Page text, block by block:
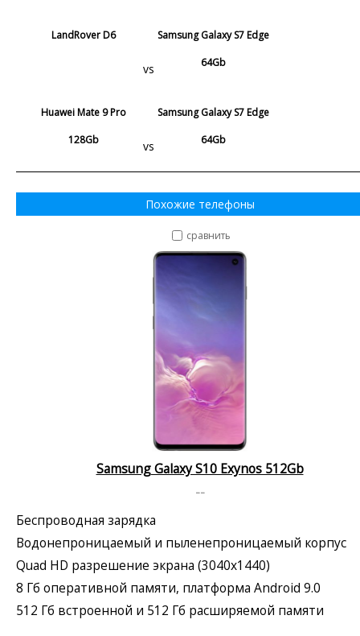
LandRover D6
vs
Samsung Galaxy S7 Edge
64Gb
Huawei Mate 9 Pro
128Gb
vs
Samsung Galaxy S7 Edge
64Gb
Похожие телефоны
сравнить
Samsung Galaxy S10 Exynos 512Gb
--
Беспроводная зарядка
Водонепроницаемый и пыленепроницаемый корпус
Quad HD разрешение экрана (3040x1440)
8 Гб оперативной памяти, платформа Android 9.0
512 Гб встроенной и 512 Гб расширяемой памяти